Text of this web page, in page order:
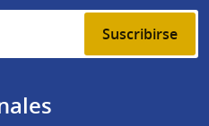
Suscribirse